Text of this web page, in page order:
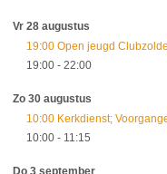
Vr 28 augustus
19:00 Open jeugd
19:00 - 22:00
Zo 30 augustus
10:00 Kerkdienst;
10:00 - 11:15
Do 3 september